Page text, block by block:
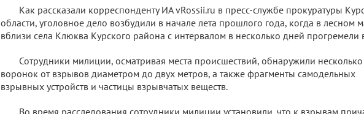
Как рассказали корреспонденту ИА vRossii.ru в пресс-службе прокуратуры
области, уголовное дело возбудили в начале лета прошлого года, когда в лесном
вблизи села Клюква Курского района с интервалом в несколько дней прогремели
Сотрудники милиции, осматривая места происшествий, обнаружили несколько
воронок от взрывов диаметром до двух метров, а также фрагменты самодельных
взрывных устройств и частицы взрывчатых веществ.
Во время расследования сотрудники милиции установили, что к взрывам